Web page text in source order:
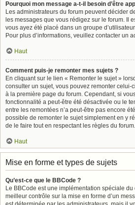
Pourquoi mon message a-t-il besoin d’être
Les administrateurs du forum peuvent décider
les messages que vous rédigez sur le forum. Il
vous ayez été placé dans un groupe
Pour plus d’informations, veuillez contacter un
Haut
Comment puis-je remonter mes sujets ?
En cliquant sur le lien « Remonter le sujet »
consulter un sujet, vous pouvez remonter celui-
à la première page du forum. Cependant, si
fonctionnalité a peut-être été désactivée ou le
entre les remontées n’a peut-être pas encore
possible de remonter le sujet simplement en y
de le faire tout en respectant les règles du forum.
Haut
Mise en forme et types de sujets
Qu’est-ce que le BBCode ?
Le BBCode est une implémentation spéciale du
meilleur contrôle sur la mise en forme d’un